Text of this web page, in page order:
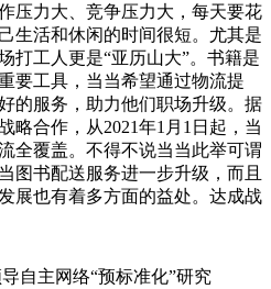
压力大、竞争压力大，每天要花
生活和休闲的时间很短。尤其是
打工人更是“亚历山大”。书籍是
要工具，当当希望通过物流提
的服务，助力他们职场升级。据
略合作，从2021年1月1日起，当
全覆盖。不得不说当当此举可谓
图书配送服务进一步升级，而且
展也有着多方面的益处。达成战